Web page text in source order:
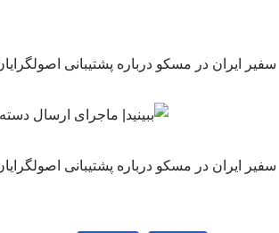
سفیر ایران در مسکو درباره پشتیبانی
سفیر ایران در مسکو درباره پشتیبانی